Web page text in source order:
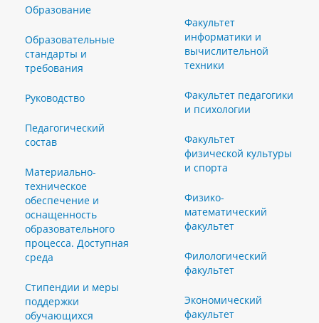
Образование
Образовательные
стандарты и
требования
Руководство
Педагогический
состав
Материально-
техническое
обеспечение и
оснащенность
образовательного
процесса. Доступная
среда
Стипендии и меры
поддержки
обучающихся
Факультет
информатики и
вычислительной
техники
Факультет педагогики
и психологии
Факультет
физической культуры
и спорта
Физико-
математический
факультет
Филологический
факультет
Экономический
факультет